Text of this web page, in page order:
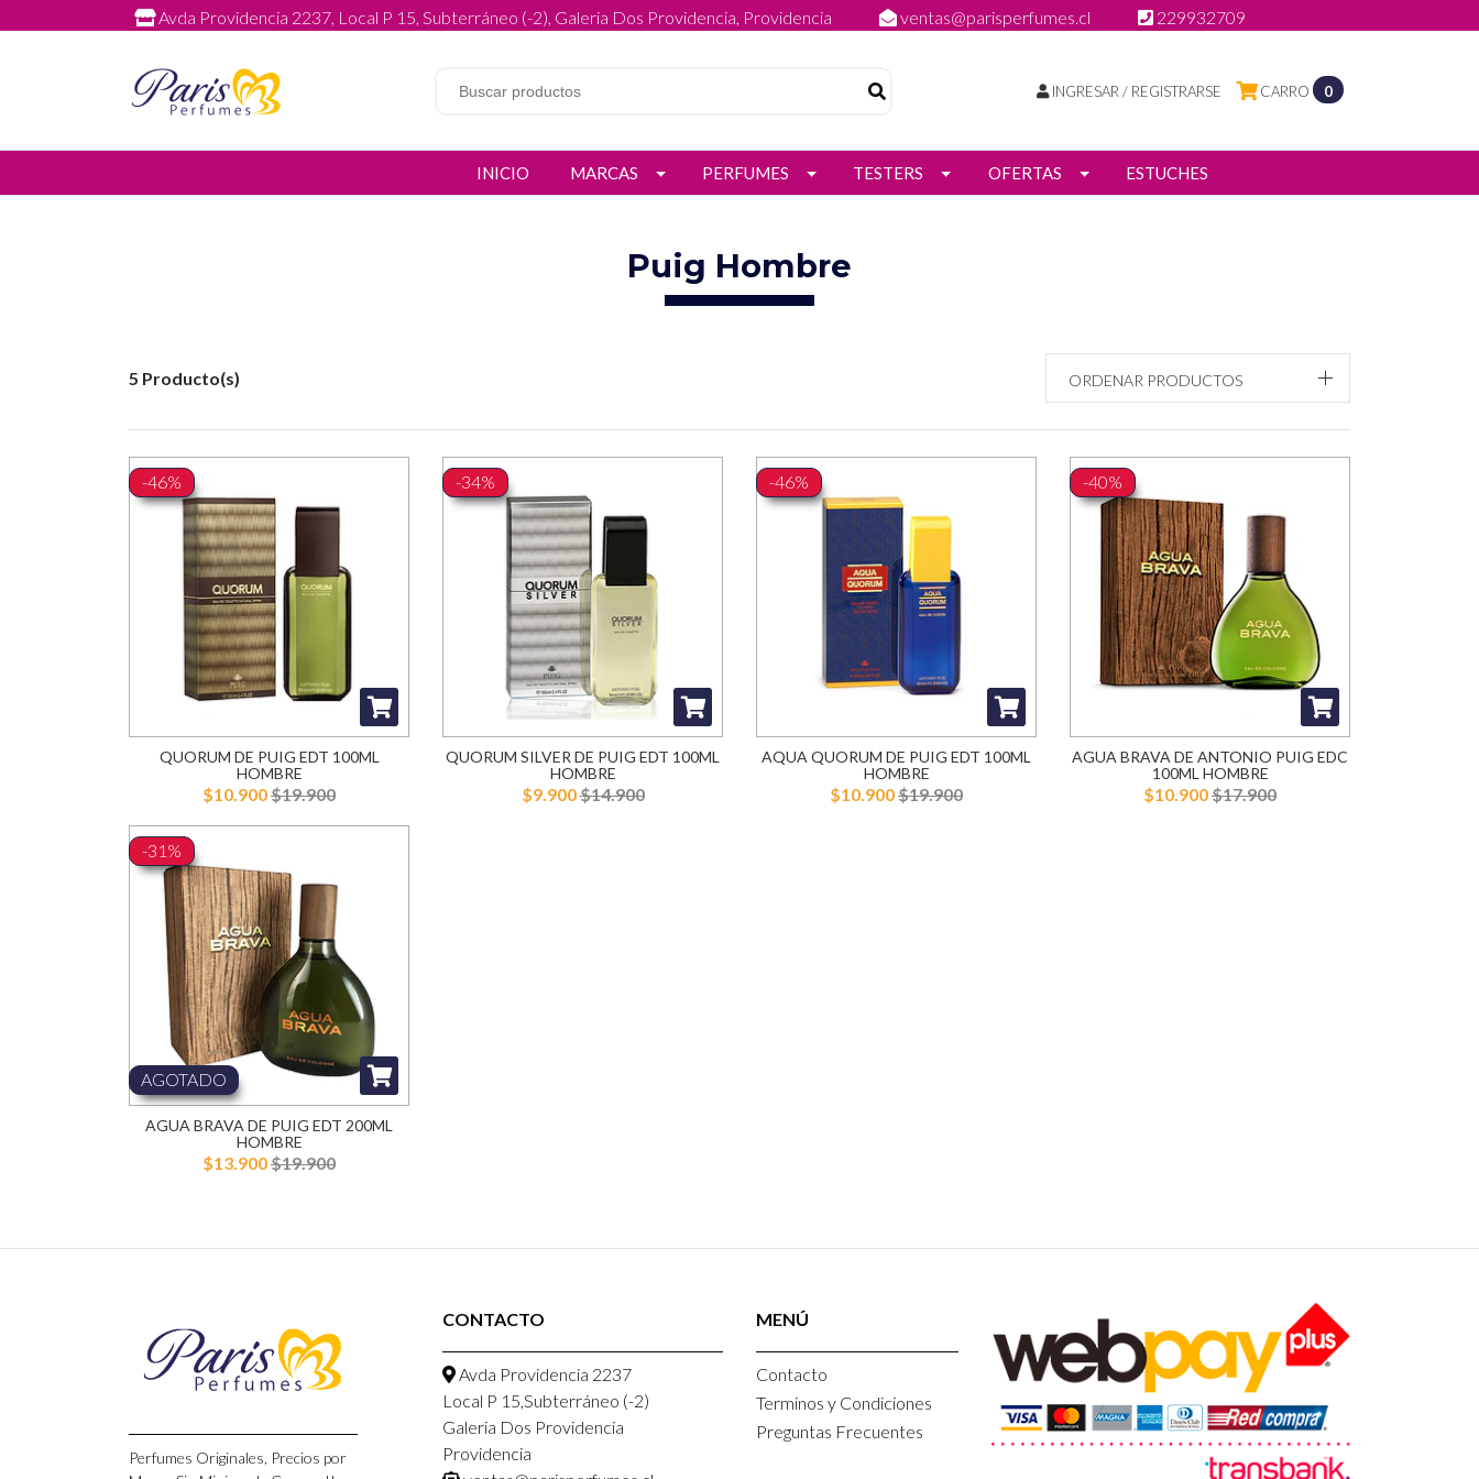
Avda Providencia 2237, Local P 15, Subterráneo (-2), Galeria Dos Providencia, Providencia ventas@parisperfumes.cl 229932709
CARRO 0
INGRESAR / REGISTRARSE
INICIO MARCAS PERFUMES TESTERS OFERTAS ESTUCHES
Puig Hombre
5 Producto(s) ORDENAR PRODUCTOS
-46%
QUORUM DE PUIG EDT 100ML
HOMBRE
$10.900$19.900
-34%
QUORUM SILVER DE PUIG EDT 100ML
HOMBRE
$9.900$14.900
-46%
AQUA QUORUM DE PUIG EDT 100ML
HOMBRE
$10.900$19.900
-40%
AGUA BRAVA DE ANTONIO PUIG EDC
100ML HOMBRE
$10.900$17.900
-31%
AGOTADO
AGUA BRAVA DE PUIG EDT 200ML
HOMBRE
$13.900$19.900
Perfumes Originales, Precios por
CONTACTO
Avda Providencia 2237
Local P 15,Subterráneo (-2)
Galeria Dos Providencia
Providencia
MENÚ
Contacto
Terminos y Condiciones
Preguntas Frecuentes